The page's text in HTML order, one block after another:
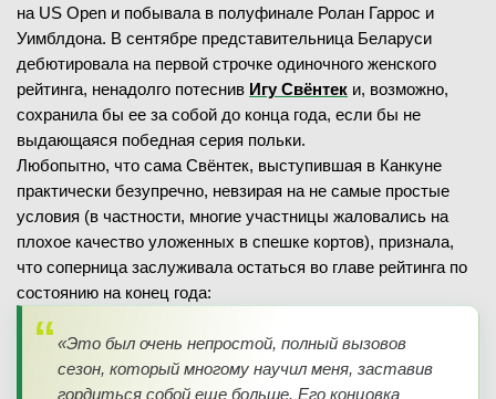
на US Open и побывала в полуфинале Ролан Гаррос и
Уимблдона. В сентябре представительница Беларуси
дебютировала на первой строчке одиночного женского
рейтинга, ненадолго потеснив Игу Свёнтек и, возможно,
сохранила бы ее за собой до конца года, если бы не
выдающаяся победная серия польки.
Любопытно, что сама Свёнтек, выступившая в Канкуне
практически безупречно, невзирая на не самые простые
условия (в частности, многие участницы жаловались на
плохое качество уложенных в спешке кортов), признала,
что соперница заслуживала остаться во главе рейтинга по
состоянию на конец года:
«Это был очень непростой, полный вызовов
сезон, который многому научил меня, заставив
гордиться собой еще больше. Его концовка